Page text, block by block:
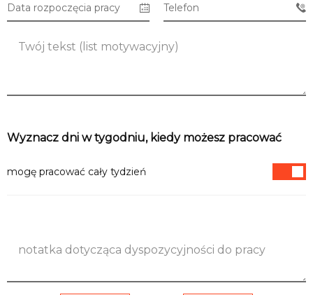
Lista sklepów
Data rozpoczęcia pracy Telefon
Wyznacz dni w tygodniu, kiedy możesz pracować
mogę pracować cały tydzień